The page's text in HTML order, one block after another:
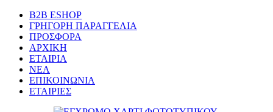
B2B ESHOP
ΓΡΗΓΟΡΗ ΠΑΡΑΓΓΕΛΙΑ
ΠΡΟΣΦΟΡΑ
ΑΡΧΙΚΗ
ΕΤΑΙΡΙΑ
ΝΕΑ
ΕΠΙΚΟΙΝΩΝΙΑ
ΕΤΑΙΡΙΕΣ